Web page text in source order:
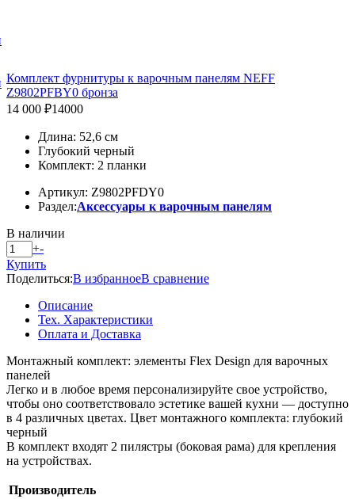
Комплект фурнитуры к варочным панелям NEFF
Z9802PFBY0 бронза
14 000 ₽14000
Длина: 52,6 см
Глубокий черный
Комплект: 2 планки
Артикул: Z9802PFDY0
Раздел:Аксессуары к варочным панелям
В наличии
+-
Купить
Поделиться:В избранноеВ сравнение
Описание
Тех. Характеристики
Оплата и Доставка
Монтажный комплект: элементы Flex Design для варочных
панелей
Легко и в любое время персонализируйте свое устройство,
чтобы оно соответствовало эстетике вашей кухни — доступно
в 4 различных цветах. Цвет монтажного комплекта: глубокий
черный
В комплект входят 2 пилястры (боковая рама) для крепления
на устройствах.
Производитель